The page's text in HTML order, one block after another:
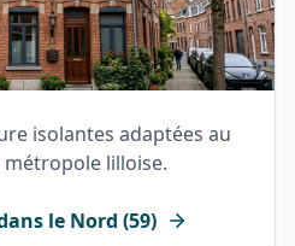
isolantes adaptées au
lilloise.
le Nord (59)